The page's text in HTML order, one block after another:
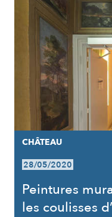
CHÂTEAU
28/05/2020
Peintures
les coulisses